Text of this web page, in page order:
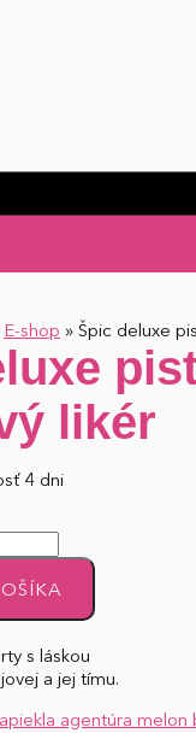
E-shop » Špic deluxe
likér
4 dni
s láskou
a jej tímu.
agentúra melon